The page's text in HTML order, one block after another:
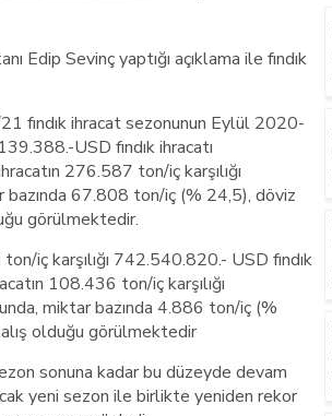
Edip Sevinç yaptığı açıklama ile fındık
fındık ihracat sezonunun Eylül 2020-
USD fındık ihracatı
276.587 ton/iç karşılığı
bazında 67.808 ton/iç (% 24,5), döviz
görülmektedir.
iç karşılığı 742.540.820.- USD fındık
108.436 ton/iç karşılığı
miktar bazında 4.886 ton/iç (%
olduğu görülmektedir
sonuna kadar bu düzeyde devam
yeni sezon ile birlikte yeniden rekor